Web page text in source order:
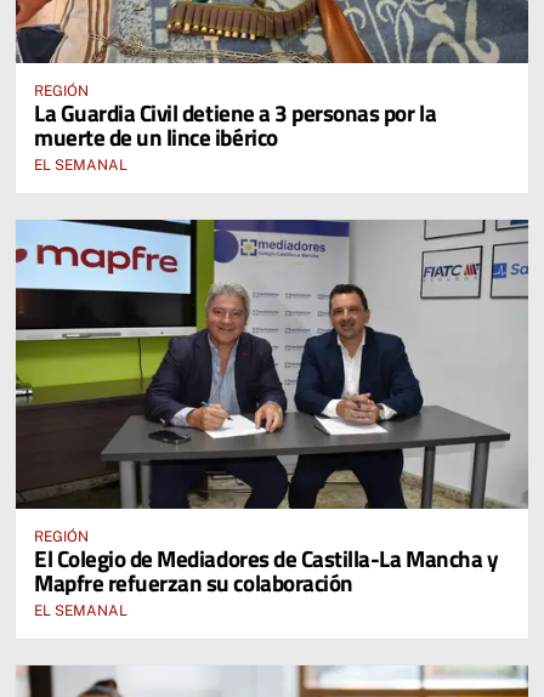
REGIÓN
La Guardia Civil detiene a 3 personas por la
muerte de un lince ibérico
EL SEMANAL
REGIÓN
El Colegio de Mediadores de Castilla-La Mancha y
Mapfre refuerzan su colaboración
EL SEMANAL